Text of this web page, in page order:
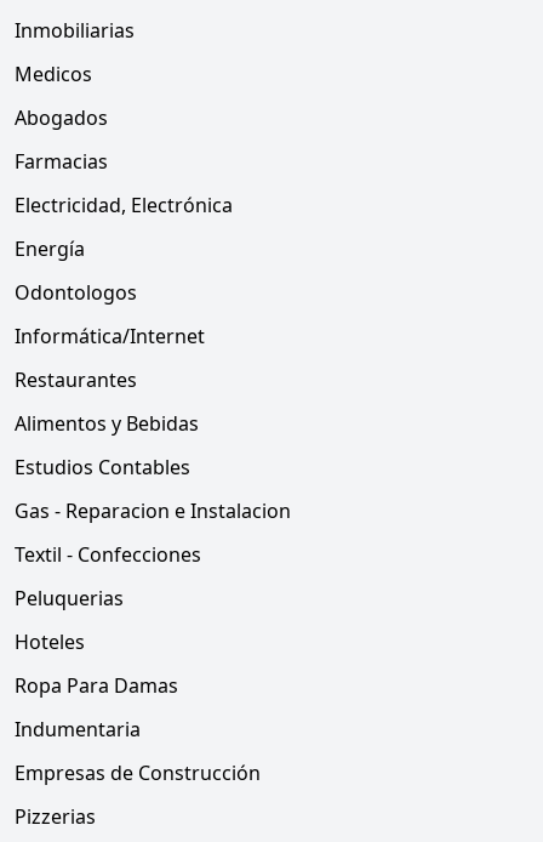
Inmobiliarias
Medicos
Abogados
Farmacias
Electricidad, Electrónica
Energía
Odontologos
Informática/Internet
Restaurantes
Alimentos y Bebidas
Estudios Contables
Gas - Reparacion e Instalacion
Textil - Confecciones
Peluquerias
Hoteles
Ropa Para Damas
Indumentaria
Empresas de Construcción
Pizzerias